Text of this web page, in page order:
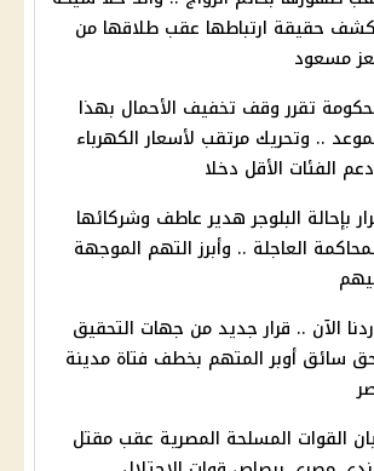
حقيقة ارتباطها عقب طلاقها من
مسعود
تقرر وقف تخفيف الأحمال بهذا
.. وتحريك مرتقب لأسعار الكهرباء
الفئات الأقل دخلا
بإحالة البلوجر هدير عاطف وشركائها
العاجلة .. وأبرز التهم الموجهة
الآن .. قرار جديد من جهات التحقيق
سائق أوبر المتهم بخطف فتاة مدينة
القوات المسلحة المصرية عقب مقتل